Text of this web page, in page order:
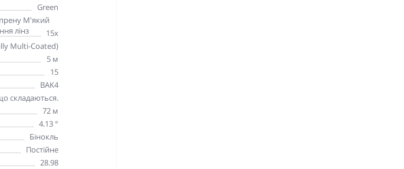
Green
М'який
лінз
15х
Multi-Coated)
5 м
15
BAK4
складаються.
72 м
4.13 °
Бінокль
Постійне
28.98